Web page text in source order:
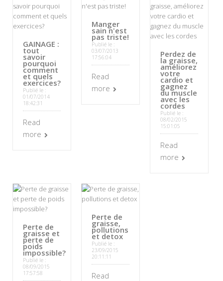
GAINAGE :
tout
savoir
pourquoi
comment
et quels
exercices?
Publié le :
01/07/2014
18:42:31
Read
more
Manger
sain n'est
pas triste!
Publié le :
03/07/2013
17:56:04
Read
more
Perdez de
la graisse,
améliorez
votre
cardio et
gagnez
du muscle
avec les
cordes
Publié le :
08/02/2015
15:01:05
Read
more
Perte de
graisse et
perte de
poids
impossible?
Publié le :
08/09/2015
17:57:58
Perte de
graisse,
pollutions
et detox
Publié le :
23/09/2015
20:11:11
Read